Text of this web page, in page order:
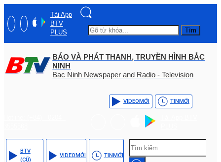
Tải App
BTV
PLUS
Tìm
BÁO VÀ PHÁT THANH, TRUYỀN HÌNH BẮC
NINH
Bac Ninh Newspaper and Radio - Television
VIDEOMỚI TINMỚI
BTV
(CŨ)
VIDEOMỚI TINMỚI